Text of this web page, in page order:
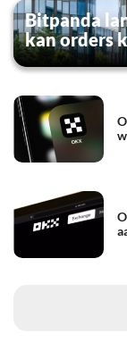
Bitpanda
kan orders